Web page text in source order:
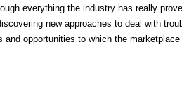
everything the industry has really
new approaches to deal with
opportunities to which the